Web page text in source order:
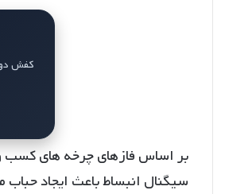
کفش
بر اساس فازهای چرخه های کسب
سیگنال انبساط باعث ایجاد حباب